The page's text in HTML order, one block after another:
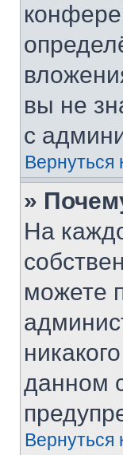
вы не
с
Вернуться
»
На
можете
данном
Вернуться